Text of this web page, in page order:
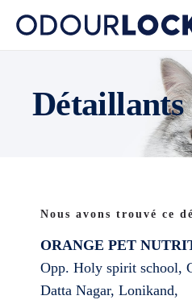
Détaillants
Nous avons trouvé ce
ORANGE PET
Opp. Holy spirit school,
Datta Nagar, Lonikand,